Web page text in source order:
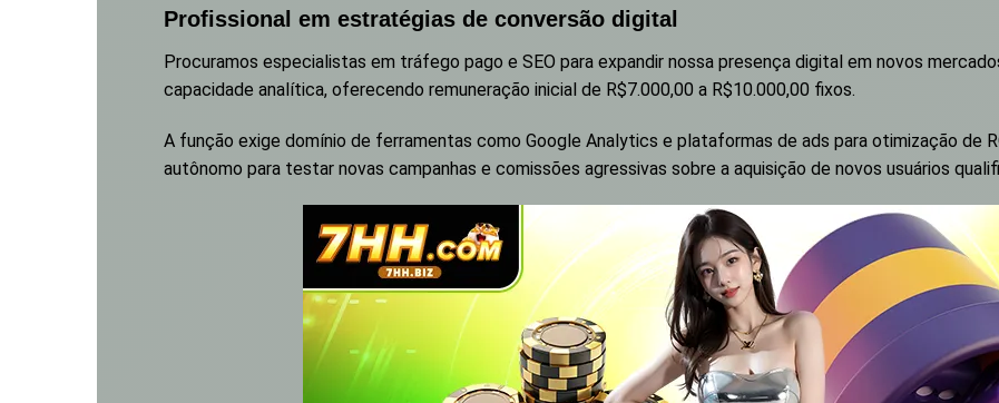
Profissional em estratégias de conversão digital
Procuramos especialistas em tráfego pago e SEO para expandir nossa presença digital em novos
capacidade analítica, oferecendo remuneração inicial de R$7.000,00 a R$10.000,00 fixos.
A função exige domínio de ferramentas como Google Analytics e plataformas de ads para otimização de
autônomo para testar novas campanhas e comissões agressivas sobre a aquisição de novos usuários